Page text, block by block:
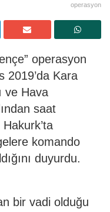
operasyon
operasyon
2019’da Kara
ve Hava
saat
Hakurk’ta
komando
duyurdu.
bir vadi olduğu